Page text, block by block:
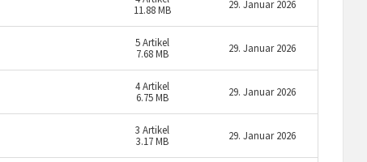
11.88 MB
29. Januar 2026
5Artikel
7.68 MB
29. Januar 2026
4Artikel
6.75 MB
29. Januar 2026
3 Artikel
3.17 MB
29. Januar 2026